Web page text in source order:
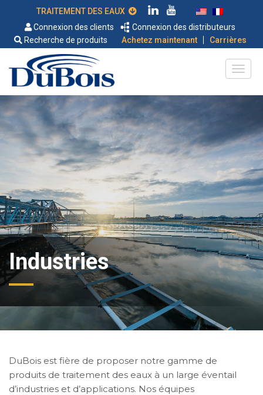
Connexion des clients
Connexion des distributeurs
Recherche de produits
Achetez maintenant | Carrières
Industries
DuBois est fière de proposer notre gamme de
produits de traitement des eaux à un large éventail
d’industries et d’applications. Nos équipes